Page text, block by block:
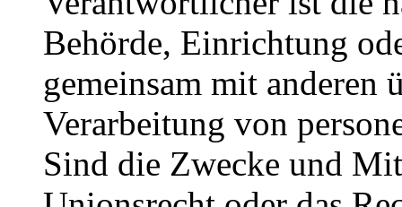
Behörde, Einrichtung
gemeinsam mit
Verarbeitung von
Sind die Zwecke und